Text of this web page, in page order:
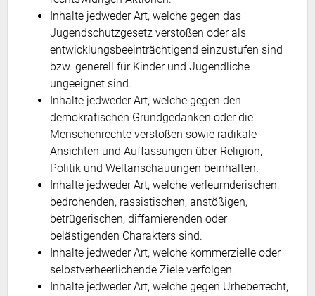
Inhalte jedweder Art, welche gegen das
Jugendschutzgesetz verstoßen oder als
entwicklungsbeeinträchtigend einzustufen sind
bzw. generell für Kinder und Jugendliche
ungeeignet sind.
Inhalte jedweder Art, welche gegen den
demokratischen Grundgedanken oder die
Menschenrechte verstoßen sowie radikale
Ansichten und Auffassungen über Religion,
Politik und Weltanschauungen beinhalten.
Inhalte jedweder Art, welche verleumderischen,
bedrohenden, rassistischen, anstößigen,
betrügerischen, diffamierenden oder
belästigenden Charakters sind.
Inhalte jedweder Art, welche kommerzielle oder
selbstverheerlichende Ziele verfolgen.
Inhalte jedweder Art, welche gegen Urheberrecht,